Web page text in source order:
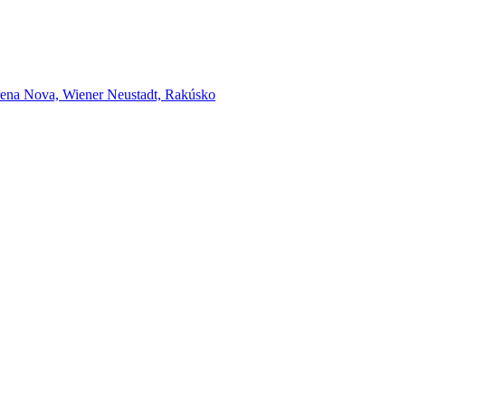
Nova, Wiener Neustadt, Rakúsko